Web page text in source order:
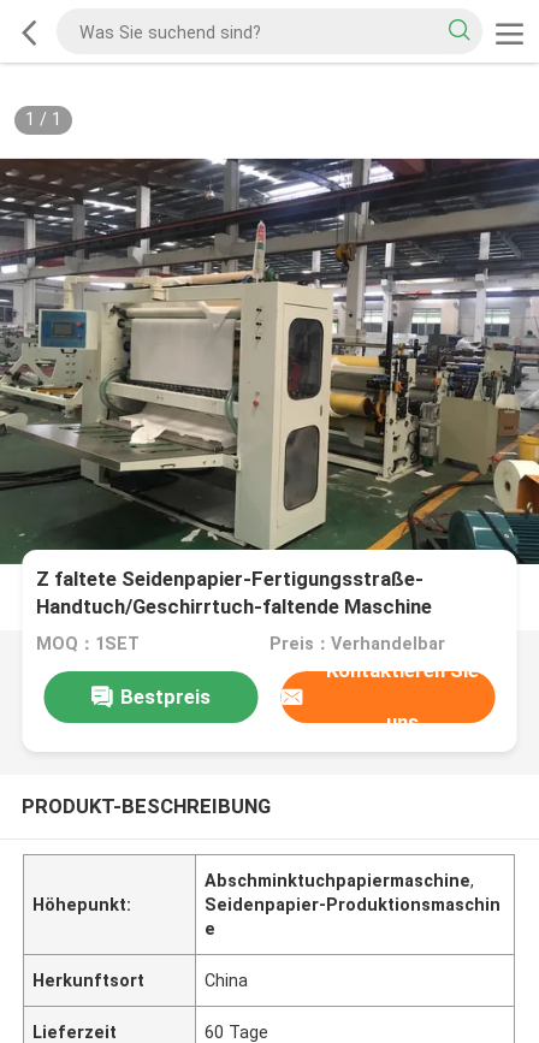
1 / 1
Z faltete Seidenpapier-Fertigungsstraße-
Handtuch/Geschirrtuch-faltende Maschine
MOQ：1SET Preis：Verhandelbar
Bestpreis
Kontaktieren Sie
uns
PRODUKT-BESCHREIBUNG
Höhepunkt:
Abschminktuchpapiermaschine,
Seidenpapier-Produktionsmaschin
e
Herkunftsort China
Lieferzeit 60 Tage